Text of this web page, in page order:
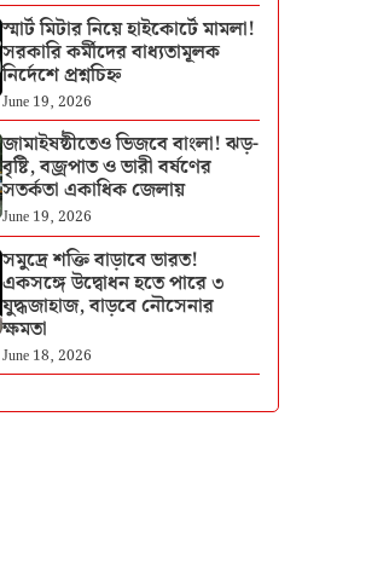
স্মার্ট মিটার নিয়ে হাইকোর্টে মামলা!
সরকারি কর্মীদের বাধ্যতামূলক
নির্দেশে প্রশ্নচিহ্ন
June 19, 2026
জামাইষষ্ঠীতেও ভিজবে বাংলা! ঝড়-
বৃষ্টি, বজ্রপাত ও ভারী বর্ষণের
সতর্কতা একাধিক জেলায়
June 19, 2026
সমুদ্রে শক্তি বাড়াবে ভারত!
একসঙ্গে উদ্বোধন হতে পারে ৩
যুদ্ধজাহাজ, বাড়বে নৌসেনার
ক্ষমতা
June 18, 2026